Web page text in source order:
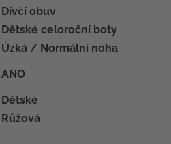
Dívčí obuv
Dětské celoroční boty
Úzká / Normální noha
ANO
Dětské
Růžová